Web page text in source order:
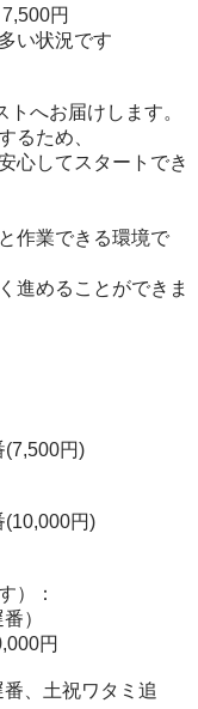
円
い状況です
へお届けします。
るため、
心してスタートでき
作業できる環境で
進めることができま
(7,500円)
(10,000円)
）：
）
、土祝ワタミ追